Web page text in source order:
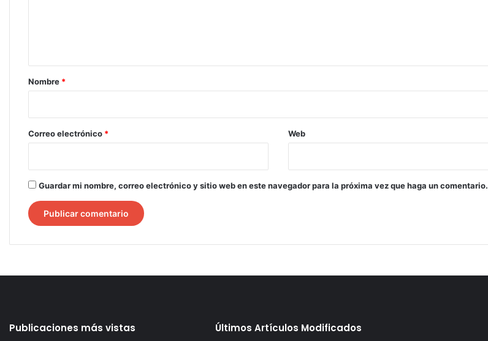
r
*
Nombre *
Correo electrónico * Web
Guardar mi nombre, correo electrónico y sitio web en este navegador para la próxima vez que haga un comentario.
Publicaciones más vistas Últimos Artículos Modificados